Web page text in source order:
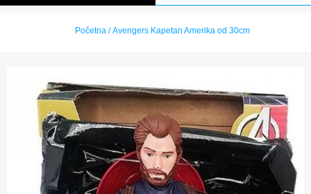
Početna / Avengers Kapetan Amerika od 30cm